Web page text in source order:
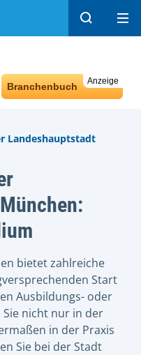
Suchen
Anzeige
Branchenbuch
Landeshauptstadt
bietet zahlreiche
Start
Ausbildungs- oder
nicht nur in der
in der Praxis
Sie bei der Stadt